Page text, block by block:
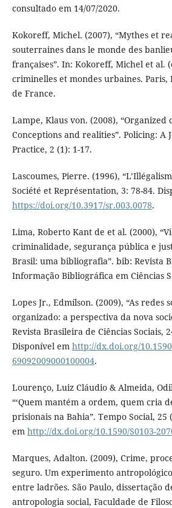
consultado em 14/07/2020.
Kokoreff, Michel. (2007), “Mythes et
souterraines dans le monde des
françaises”. In: Kokoreff, Michel et al.
criminelles et mondes urbaines. Paris,
de France.
Lampe, Klaus von. (2008), “Organized
Conceptions and realities”. Policing: A
Practice, 2 (1): 1-17.
Lascoumes, Pierre. (1996),
Société et Représentation, 3: 78-84.
https://doi.org/10.3917/sr.003.0078.
Lima, Roberto Kant de et al. (2000),
criminalidade, segurança pública e
Brasil: uma bibliografia”. bib: Revista
Informação Bibliográfica em Ciências
Lopes Jr., Edmílson. (2009), “As redes
organizado: a perspectiva da nova
Revista Brasileira de Ciências Sociais,
Disponível em http://dx.doi.org/
69092009000100004.
Lourenço, Luiz Cláudio & Almeida,
“‘Quem mantém a ordem, quem cria
prisionais na Bahia”. Tempo Social, 25
em http://dx.doi.org/10.1590/S0103-
Marques, Adalton. (2009), Crime,
seguro. Um experimento
entre ladrões. São Paulo, dissertação
antropologia social, Faculdade de